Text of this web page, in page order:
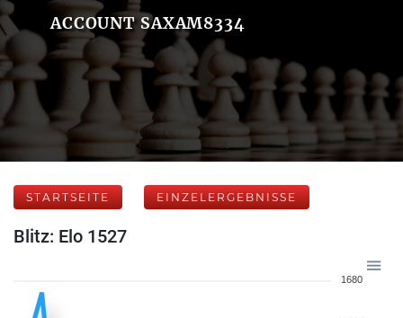
ACCOUNT SAXAM8334
STARTSEITE EINZELERGEBNISSE
Blitz: Elo 1527
1680